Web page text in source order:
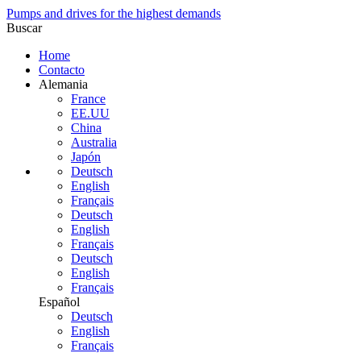
Pumps and drives for the highest demands
Buscar
Home
Contacto
Alemania
France
EE.UU
China
Australia
Japón
Deutsch
English
Français
Deutsch
English
Français
Deutsch
English
Français
Español
Deutsch
English
Français